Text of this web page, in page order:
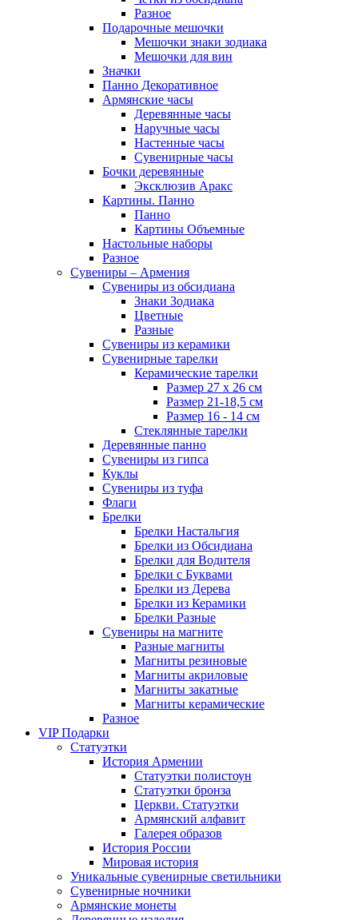
Разное
Подарочные мешочки
Мешочки знаки зодиака
Мешочки для вин
Значки
Панно Декоративное
Армянские часы
Деревянные часы
Наручные часы
Настенные часы
Сувенирные часы
Бочки деревянные
Эксклюзив Аракс
Картины. Панно
Панно
Картины Объемные
Настольные наборы
Разное
Сувениры – Армения
Сувениры из обсидиана
Знаки Зодиака
Цветные
Разные
Сувениры из керамики
Сувенирные тарелки
Керамические тарелки
Размер 27 х 26 см
Размер 21-18,5 см
Размер 16 - 14 см
Стеклянные тарелки
Деревянные панно
Сувениры из гипса
Куклы
Сувениры из туфа
Флаги
Брелки
Брелки Настальгия
Брелки из Обсидиана
Брелки для Водителя
Брелки с Буквами
Брелки из Дерева
Брелки из Керамики
Брелки Разные
Сувениры на магните
Разные магниты
Магниты резиновые
Магниты акриловые
Магниты закатные
Магниты керамические
Разное
VIP Подарки
Статуэтки
История Армении
Статуэтки полистоун
Статуэтки бронза
Церкви. Статуэтки
Армянский алфавит
Галерея образов
История России
Мировая история
Уникальные сувенирные светильники
Сувенирные ночники
Армянские монеты